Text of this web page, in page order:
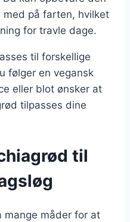
på farten, hvilket
for travle dage.
til forskellige
følger en vegansk
eller blot ønsker at
tilpasses dine
til
mange måder for at